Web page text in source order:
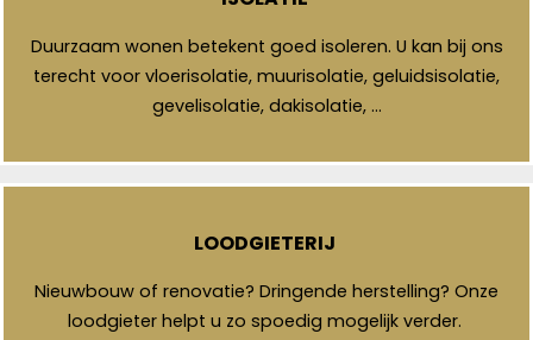
Duurzaam wonen betekent goed isoleren. U kan bij ons
terecht voor vloerisolatie, muurisolatie, geluidsisolatie,
gevelisolatie, dakisolatie, …
LOODGIETERIJ
Nieuwbouw of renovatie? Dringende herstelling? Onze
loodgieter helpt u zo spoedig mogelijk verder.